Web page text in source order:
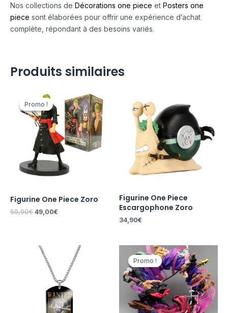
Nos collections de Décorations one piece et Posters one
piece sont élaborées pour offrir une expérience d’achat
complète, répondant à des besoins variés.
Produits similaires
Promo !
Promo !
Figurine One Piece Zoro
59,90€
prix
initial
était :
59,90€.
49,00€
prix
actuel
est :
49,00€.
Figurine One Piece
Escargophone Zoro
34,90€
Promo !
Promo !
Le
prix
initial
était :
299,90€.
Le
prix
actuel
est :
149,00€.